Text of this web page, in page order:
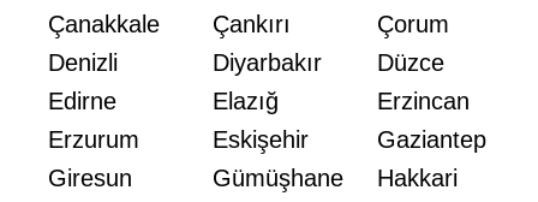
Çanakkale
Çankırı
Çorum
Denizli
Diyarbakır
Düzce
Edirne
Elazığ
Erzincan
Erzurum
Eskişehir
Gaziantep
Giresun
Gümüşhane
Hakkari